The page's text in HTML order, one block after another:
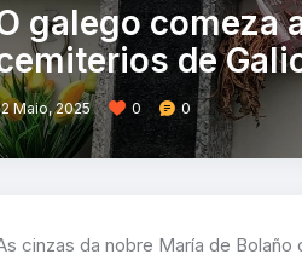
galego comeza
de
Maio, 2025 0 0
cinzas da nobre María de